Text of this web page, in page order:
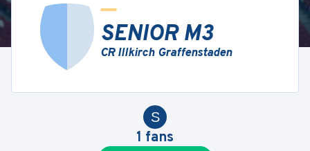
SENIOR M3
CR Illkirch Graffenstaden
S
1 fans